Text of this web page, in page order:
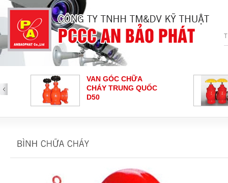
VAN GÓC CHỮA
CHÁY TRUNG QUỐC
D50
VAN GÓC CHỮA
CHÁY SHIN YI
HOCHIKI